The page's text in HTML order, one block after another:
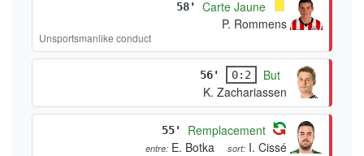
58'
Carte Jaune
P. Rommens
Unsportsmanlike conduct
56' 0:2
But
K. Zachariassen
55' Remplacement
entre: E. Botka sort: I. Cissé